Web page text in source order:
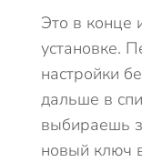
Это в конце
установке.
настройки
дальше в
выбираешь
новый ключ